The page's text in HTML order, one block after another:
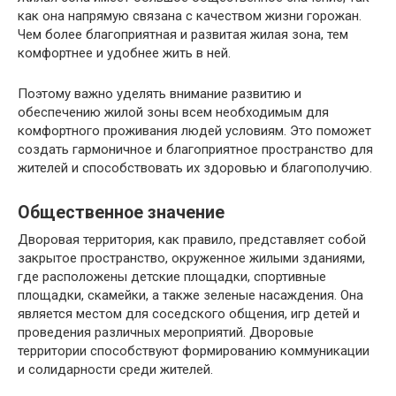
как она напрямую связана с качеством жизни горожан.
Чем более благоприятная и развитая жилая зона, тем
комфортнее и удобнее жить в ней.
Поэтому важно уделять внимание развитию и
обеспечению жилой зоны всем необходимым для
комфортного проживания людей условиям. Это поможет
создать гармоничное и благоприятное пространство для
жителей и способствовать их здоровью и благополучию.
Общественное значение
Дворовая территория, как правило, представляет собой
закрытое пространство, окруженное жилыми зданиями,
где расположены детские площадки, спортивные
площадки, скамейки, а также зеленые насаждения. Она
является местом для соседского общения, игр детей и
проведения различных мероприятий. Дворовые
территории способствуют формированию коммуникации
и солидарности среди жителей.